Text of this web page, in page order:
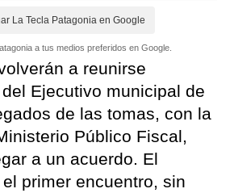
La Tecla Patagonia en Google
a tus medios preferidos en Google.
a reunirse
Ejecutivo municipal de
de las tomas, con la
Público Fiscal,
a un acuerdo. El
primer encuentro, sin